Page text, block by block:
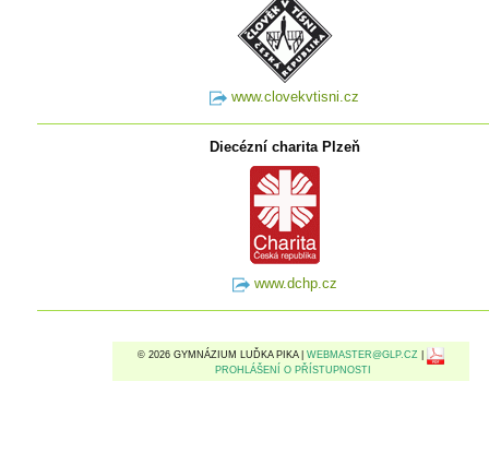
www.clovekvtisni.cz
Diecézní charita Plzeň
www.dchp.cz
© 2026 GYMNÁZIUM LUĎKA PIKA |WEBMASTER@GLP.CZ
PROHLÁŠENÍ O PŘÍSTUPNOSTI